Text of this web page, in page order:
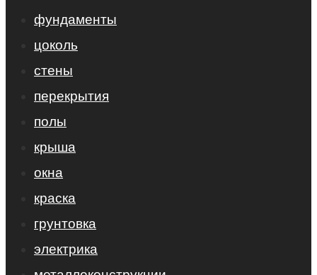
фундаменты
цоколь
стены
перекрытия
полы
крыша
окна
краска
грунтовка
электрика